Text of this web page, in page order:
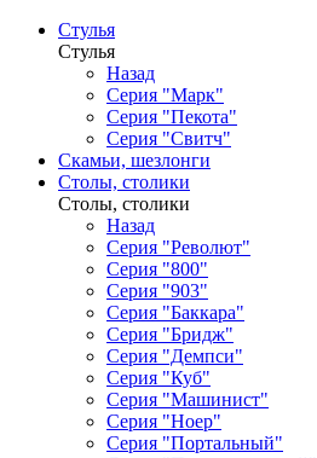
Стулья
Стулья
Назад
Серия "Марк"
Серия "Пекота"
Серия "Свитч"
Скамьи, шезлонги
Столы, столики
Столы, столики
Назад
Серия "Револют"
Серия "800"
Серия "903"
Серия "Баккара"
Серия "Бридж"
Серия "Демпси"
Серия "Куб"
Серия "Машинист"
Серия "Ноер"
Серия "Портальный"